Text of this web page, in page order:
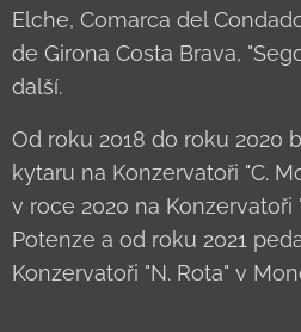
Elche, Comarca del
de Girona Costa Brava,
další.
Od roku 2018 do roku 2020
kytaru na Konzervatoři "C.
v roce 2020 na Konzervatoři
Potenze a od roku 2021
Konzervatoři "N. Rota" v